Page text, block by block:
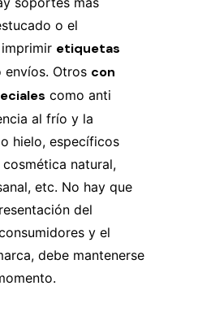
o el
etiquetas
envíos. Otros con
como anti
al frío y la
hielo, específicos
natural,
etc. No hay que
del
y el
debe mantenerse